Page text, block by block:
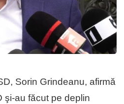
Sorin Grindeanu, afirmă
şi-au făcut pe deplin